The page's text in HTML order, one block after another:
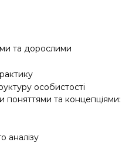
та дорослими
особистості
поняттями та концепціями:
аналізу